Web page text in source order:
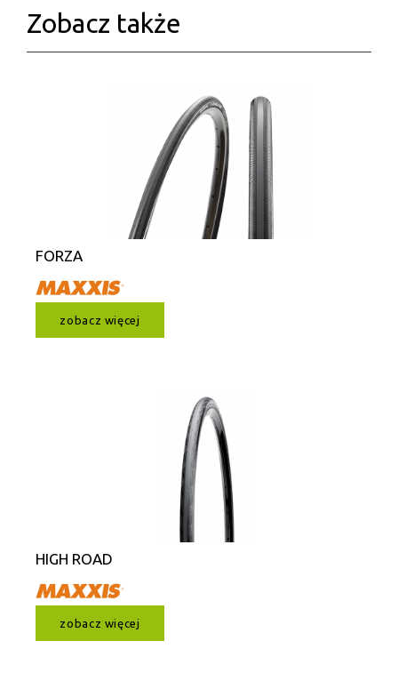
Zobacz także
FORZA
zobacz więcej
HIGH ROAD
zobacz więcej